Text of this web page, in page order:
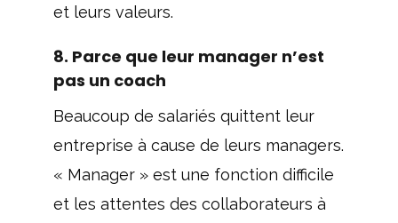
et leurs valeurs.
8. Parce que leur manager n’est
pas un coach
Beaucoup de salariés quittent leur
entreprise à cause de leurs managers.
« Manager » est une fonction difficile
et les attentes des collaborateurs à